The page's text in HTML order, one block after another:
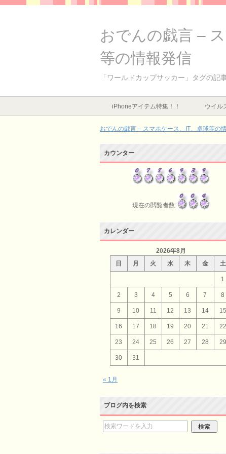
おでんの戯言 –
等の情報発信
「ワールドカップサッカー」タグの記
iPhoneアイテム特集！！ ウイル
おでんの戯言 – スマホケース、IT、卓球等の
カウンター
現在の閲覧者数:
カレンダー
2026年8月
日
月 火 水 木 金 土
1
2 3 4 5 6 7 8
9 10 11 12 13 14 15
16 17 18 19 20 21 22
23 24 25 26 27 28 29
30 31
« 1月
ブログ内を検索